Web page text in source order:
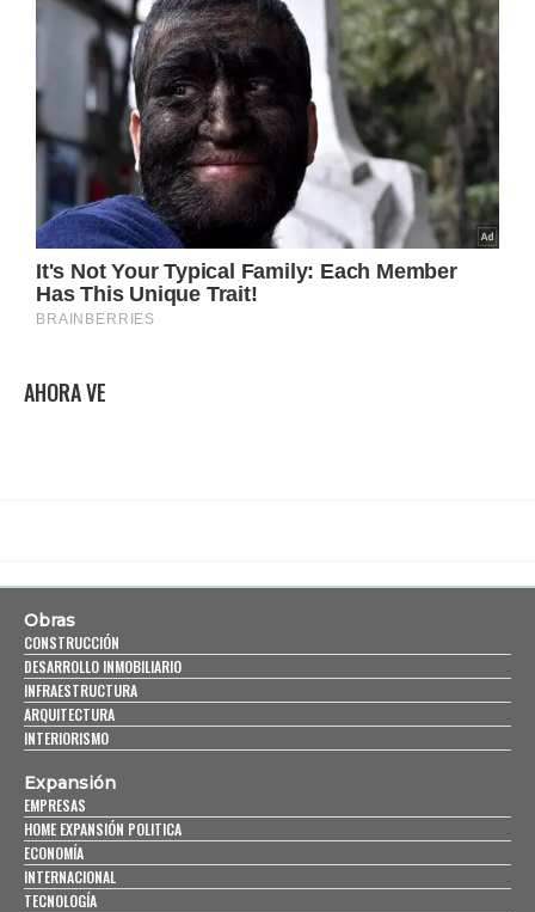
AHORA VE
Obras
CONSTRUCCIÓN
DESARROLLO INMOBILIARIO
INFRAESTRUCTURA
ARQUITECTURA
INTERIORISMO
Expansión
EMPRESAS
HOME EXPANSIÓN POLITICA
ECONOMÍA
INTERNACIONAL
TECNOLOGÍA